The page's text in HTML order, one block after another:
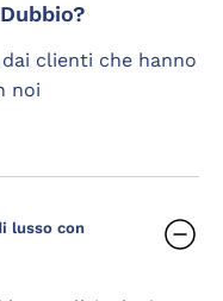
clienti che hanno
noi
lusso con